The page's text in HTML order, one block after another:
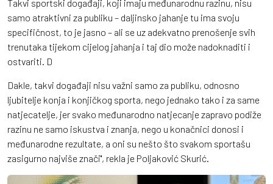
Takvi sportski događaji, koji imaju međunarodnu razinu, nisu
samo atraktivni za publiku – daljinsko jahanje tu ima svoju
specifičnost, to je jasno – ali se uz adekvatno prenošenje svih
trenutaka tijekom cijelog jahanja i taj dio može nadoknaditi i
ostvariti. D
Dakle, takvi događaji nisu važni samo za publiku, odnosno
ljubitelje konja i konjičkog sporta, nego jednako tako i za same
natjecatelje, jer svako međunarodno natjecanje zapravo podiže
razinu ne samo iskustva i znanja, nego u konačnici donosi i
međunarodne rezultate, a oni su nešto što svakom sportašu
zasigurno najviše znači'', rekla je Poljaković Skurić.